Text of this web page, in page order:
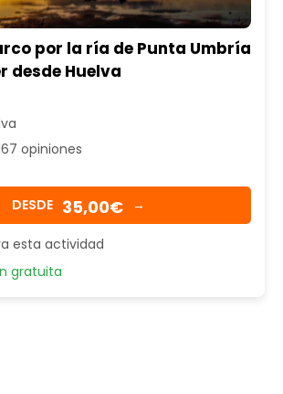
por la ría de Punta Umbría
desde Huelva
opiniones
DESDE 35,00€ →
esta actividad
gratuita